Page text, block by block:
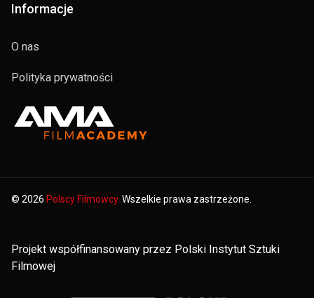
Informacje
O nas
Polityka prywatności
© 2026 Polscy Filmowcy. Wszelkie prawa zastrzeżone.
Projekt współfinansowany przez Polski Instytut Sztuki
Filmowej